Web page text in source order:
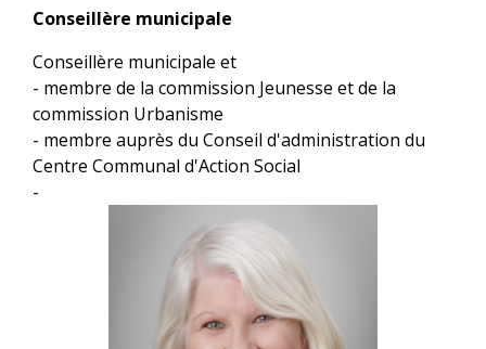
Conseillère municipale
Conseillère municipale et
- membre de la commission Jeunesse et de la
commission Urbanisme
- membre auprès du Conseil d'administration du
Centre Communal d'Action Social
-